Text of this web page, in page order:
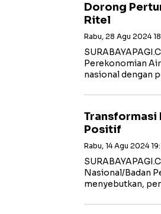
Dorong
Ritel
Rabu, 28 Agu 2024
Perekonomian
nasional dengan
Positif
Rabu, 14 Agu 2024
Nasional/Badan
menyebutkan,